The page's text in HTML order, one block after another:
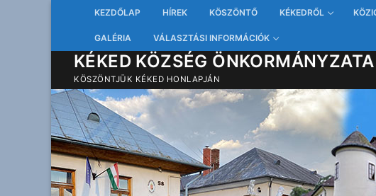
tartalomra
KEZDŐLAP HÍREK KÖSZÖNTŐ KÉKEDRŐL
GALÉRIA VÁLASZTÁSI INFORMÁCIÓK
KÉKED KÖZSÉG ÖNKORMÁNYZATA
KÖSZÖNTJÜK KÉKED HONLAPJÁN